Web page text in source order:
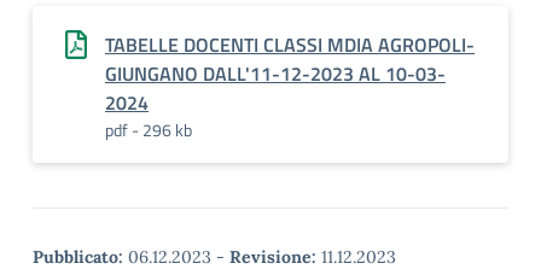
TABELLE DOCENTI CLASSI MDIA AGROPOLI-
GIUNGANO DALL'11-12-2023 AL 10-03-
2024
pdf - 296 kb
Pubblicato: 06.12.2023 - Revisione: 11.12.2023